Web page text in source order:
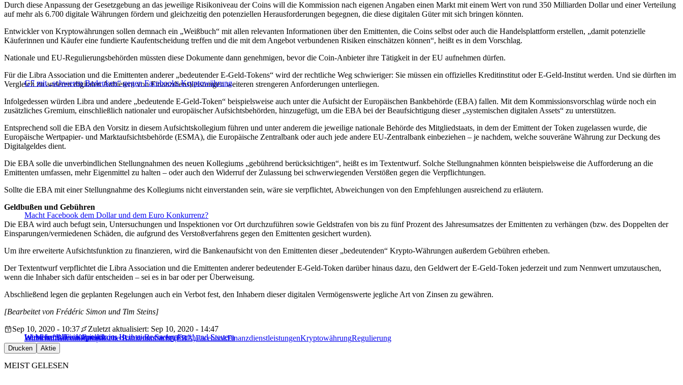
Durch diese Anpassung der Gesetzgebung an das jeweilige Risikoniveau der Coins will die Kommission nach eigenen Angaben einen Markt mit einem Wert von rund 350 Milliarden Dollar und einer Verteilung
auf mehr als 6.700 digitale Währungen fördern und gleichzeitig den potenziellen Herausforderungen begegnen, die diese digitalen Güter mit sich bringen könnten.
Entwickler von Kryptowährungen sollen demnach ein „Weißbuch“ mit allen relevanten Informationen über den Emittenten, die Coins selbst oder auch die Handelsplattform erstellen, „damit potenzielle
Käuferinnen und Käufer eine fundierte Kaufentscheidung treffen und die mit dem Angebot verbundenen Risiken einschätzen können“, heißt es in dem Vorschlag.
Nationale und EU-Regulierungsbehörden müssten diese Dokumente dann genehmigen, bevor die Coin-Anbieter ihre Tätigkeit in der EU aufnehmen dürfen.
G7 mit „schweren Bedenken“ gegen Facebooks Kryptowährung
Für die Libra Association und die Emittenten anderer „bedeutender E-Geld-Tokens“ wird der rechtliche Weg schwieriger: Sie müssen ein offizielles Kreditinstitut oder E-Geld-Institut werden. Und sie dürften im
Vergleich zu anderen digitalen Anbietern von Finanzdienstleistungen weiteren strengeren Anforderungen unterliegen.
Infolgedessen würden Libra und andere „bedeutende E-Geld-Token“ beispielsweise auch unter die Aufsicht der Europäischen Bankbehörde (EBA) fallen. Mit dem Kommissionsvorschlag würde noch ein
zusätzliches Gremium, einschließlich nationaler und europäischer Aufsichtsbehörden, hinzugefügt, um die EBA bei der Beaufsichtigung dieser „systemischen digitalen Assets“ zu unterstützen.
Entsprechend soll die EBA den Vorsitz in diesem Aufsichtskollegium führen und unter anderem die jeweilige nationale Behörde des Mitgliedstaats, in dem der Emittent der Token zugelassen wurde, die
Europäische Wertpapier- und Marktaufsichtsbehörde (ESMA), die Europäische Zentralbank oder auch jede andere EU-Zentralbank einbeziehen – je nachdem, welche souveräne Währung zur Deckung des
Digitalgeldes dient.
Die EBA solle die unverbindlichen Stellungnahmen des neuen Kollegiums „gebührend berücksichtigen“, heißt es im Textentwurf. Solche Stellungnahmen könnten beispielsweise die Aufforderung an die
Emittenten umfassen, mehr Eigenmittel zu halten – oder auch den Widerruf der Zulassung bei schwerwiegenden Verstößen gegen die Verpflichtungen.
Sollte die EBA mit einer Stellungnahme des Kollegiums nicht einverstanden sein, wäre sie verpflichtet, Abweichungen von den Empfehlungen ausreichend zu erläutern.
Macht Facebook dem Dollar und dem Euro Konkurrenz?
Geldbußen und Gebühren
Die EBA wird auch befugt sein, Untersuchungen und Inspektionen vor Ort durchzuführen sowie Geldstrafen von bis zu fünf Prozent des Jahresumsatzes der Emittenten zu verhängen (bzw. des Doppelten der
Einsparungen/vermiedenen Schäden, die aufgrund des Verstoßverfahrens gegen den Emittenten gesichert wurden).
Um ihre erweiterte Aufsichtsfunktion zu finanzieren, wird die Bankenaufsicht von den Emittenten dieser „bedeutenden“ Krypto-Währungen außerdem Gebühren erheben.
Der Textentwurf verpflichtet die Libra Association und die Emittenten anderer bedeutender E-Geld-Token darüber hinaus dazu, den Geldwert der E-Geld-Token jederzeit und zum Nennwert umzutauschen,
wenn die Inhaber sich dafür entscheiden – sei es in bar oder per Überweisung.
Abschließend legen die geplanten Regelungen auch ein Verbot fest, den Inhabern dieser digitalen Vermögenswerte jegliche Art von Zinsen zu gewähren.
[Bearbeitet von Frédéric Simon und Tim Steins]
Le Maire: „Der Kapitalismus ist in einer Sackgasse“
Wirtschafts-/Finanzpolitik im Herbst: Recovery Fund und Steuern
Island im Bitcoin-Rausch
Sep 10, 2020 - 10:37
Zuletzt aktualisiert: Sep 10, 2020 - 14:47
WirtschaftBitcoinEuropäische Bankenaufsicht (EBA)FacebookFinanzdienstleistungenKryptowährungRegulierung
Drucken Aktie
MEIST GELESEN